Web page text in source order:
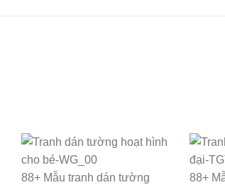
88+ Mẫu tranh dán tường
88+